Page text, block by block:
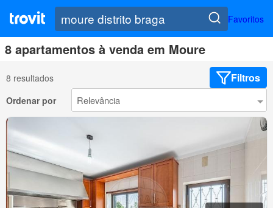
Favoritos
8 apartamentos à venda em Moure
8 resultados Filtros
Ordenar por